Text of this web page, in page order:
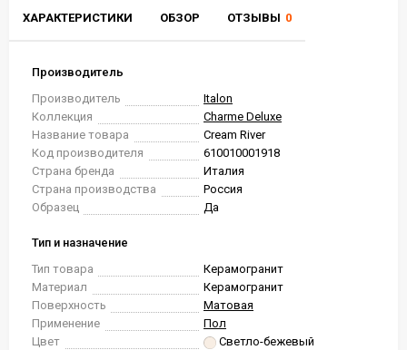
ХАРАКТЕРИСТИКИ ОБЗОР ОТЗЫВЫ 0
Производитель
Производитель
Italon
Коллекция
Charme Deluxe
Название товара
Cream River
Код производителя
610010001918
Страна бренда
Италия
Страна производства
Россия
Образец
Да
Тип и назначение
Тип товара
Керамогранит
Материал
Керамогранит
Поверхность
Матовая
Применение
Пол
Цвет
Светло-бежевый